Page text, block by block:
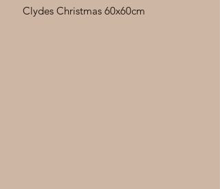
Clydes Christmas 60x60cm